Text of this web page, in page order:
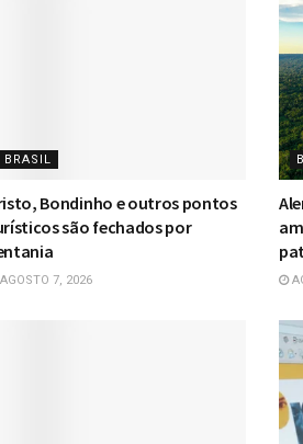
BRASIL
Bondinho e outros pontos
são fechados por
7, 2026